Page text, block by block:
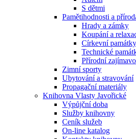
S dětmi
Pamětihodnosti a
Hrady a zámky
Koupání a
Církevní památky
Technické
Přírodní
Zimní sporty
Ubytování a stravování
Propagační materiály
Knihovna Vlasty Javořické
Výpůjční doba
Služby knihovny
Ceník služeb
On-line katalog